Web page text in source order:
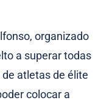
organizado
a superar todas
de atletas de élite
colocar a